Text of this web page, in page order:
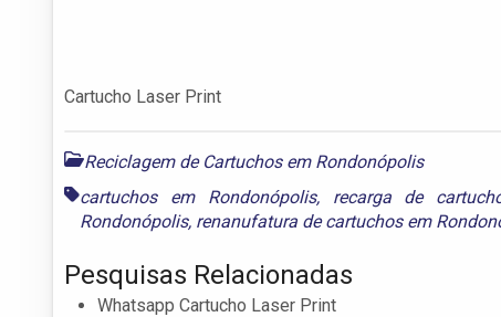
Cartucho Laser Print
Reciclagem de Cartuchos em Rondonópolis
cartuchos em Rondonópolis, recarga de
Rondonópolis, renanufatura de cartuchos em
Pesquisas Relacionadas
Whatsapp Cartucho Laser Print